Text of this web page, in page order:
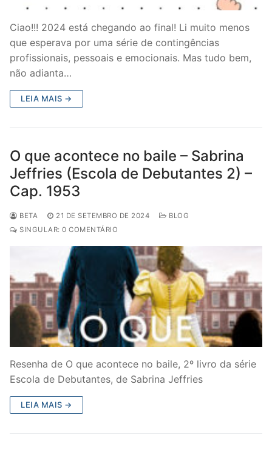
Ciao!!! 2024 está chegando ao final! Li muito menos
que esperava por uma série de contingências
profissionais, pessoais e emocionais. Mas tudo bem,
não adianta…
LEIA MAIS →
O que acontece no baile – Sabrina
Jeffries (Escola de Debutantes 2) –
Cap. 1953
BETA 21 DE SETEMBRO DE 2024
BLOG
SINGULAR: 0 COMENTÁRIO
Resenha de O que acontece no baile, 2º livro da série
Escola de Debutantes, de Sabrina Jeffries
LEIA MAIS →